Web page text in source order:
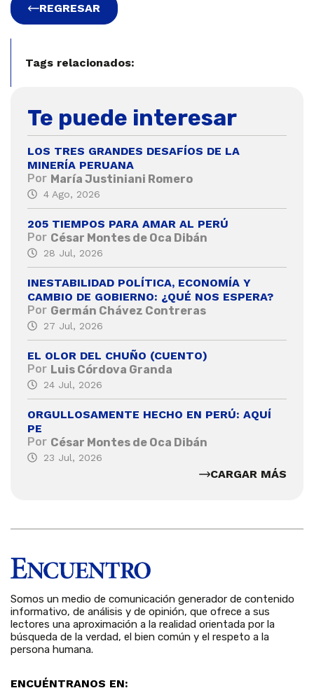
REGRESAR
Tags relacionados:
Te puede interesar
LOS TRES GRANDES DESAFÍOS DE LA
MINERÍA PERUANA
Por María Justiniani Romero
4 Ago, 2026
205 TIEMPOS PARA AMAR AL PERÚ
Por César Montes de Oca Dibán
28 Jul, 2026
INESTABILIDAD POLÍTICA, ECONOMÍA Y
CAMBIO DE GOBIERNO: ¿QUÉ NOS ESPERA?
Por Germán Chávez Contreras
27 Jul, 2026
EL OLOR DEL CHUÑO (CUENTO)
Por Luis Córdova Granda
24 Jul, 2026
ORGULLOSAMENTE HECHO EN PERÚ: AQUÍ
PE
Por César Montes de Oca Dibán
23 Jul, 2026
CARGAR MÁS
Somos un medio de comunicación generador de contenido
informativo, de análisis y de opinión, que ofrece a sus
lectores una aproximación a la realidad orientada por la
búsqueda de la verdad, el bien común y el respeto a la
persona humana.
ENCUÉNTRANOS EN: